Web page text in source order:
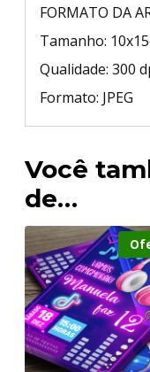
FORMATO DA
Tamanho:
Qualidade: 300
Formato: JPEG
Você
de…